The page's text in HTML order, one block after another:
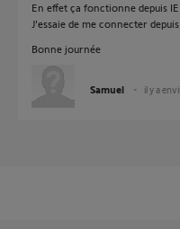
En effet ça fonctionne depuis IE
J'essaie de me connecter
Bonne journée
Samuel il y a